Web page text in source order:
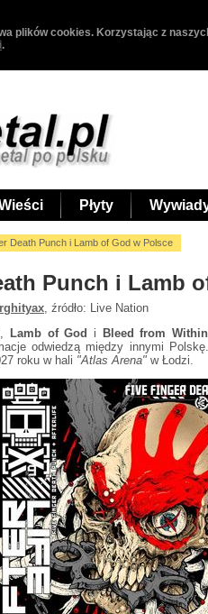
plików cookies. Korzystając z
.
Płyty
Death Punch i Lamb of God w Polsce
Punch i Lamb
, źródło: Live Nation
Lamb of God i Bleed from Within
odwiedzą między innymi
roku w hali "Atlas Arena" w Łodzi.